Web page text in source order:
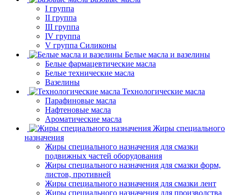
I группа
II группа
III группа
IV группа
V группа Силиконы
Белые масла и вазелины
Белые фармацевтические масла
Белые технические масла
Вазелины
Технологические масла
Парафиновые масла
Нафтеновые масла
Ароматические масла
Жиры специального
назначения
Жиры специального назначения для смазки
подвижных частей оборудования
Жиры специального назначения для смазки форм,
листов, противней
Жиры специального назначения для смазки лент
Жиры специального назначения для производства